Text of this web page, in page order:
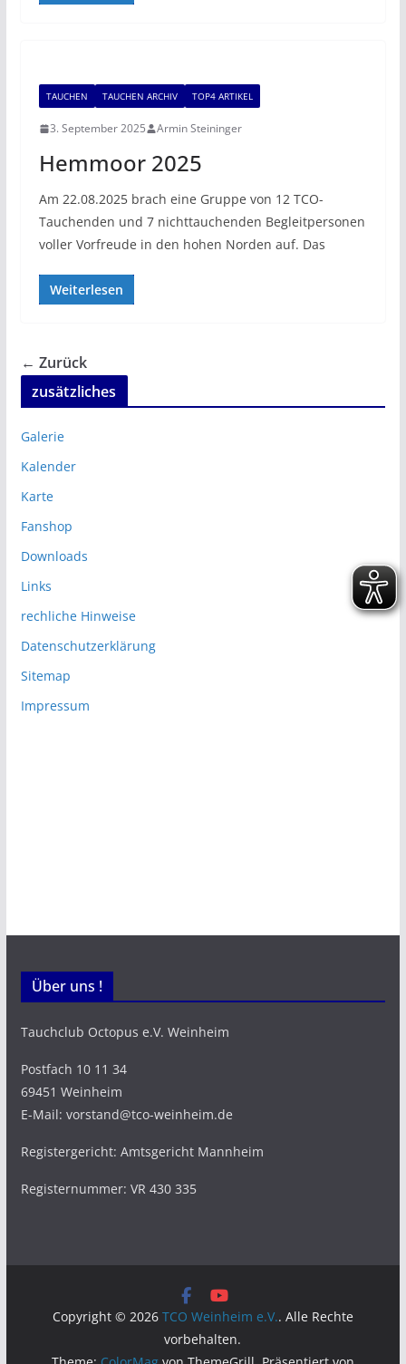
TAUCHEN TAUCHEN ARCHIV TOP4 ARTIKEL
3. September 2025 Armin Steininger
Hemmoor 2025
Am 22.08.2025 brach eine Gruppe von 12 TCO-
Tauchenden und 7 nichttauchenden Begleitpersonen
voller Vorfreude in den hohen Norden auf. Das
Weiterlesen
← Zurück
zusätzliches
Galerie
Kalender
Karte
Fanshop
Downloads
Links
rechliche Hinweise
Datenschutzerklärung
Sitemap
Impressum
Über uns !
Tauchclub Octopus e.V. Weinheim
Postfach 10 11 34
69451 Weinheim
E-Mail: vorstand@tco-weinheim.de
Registergericht: Amtsgericht Mannheim
Registernummer: VR 430 335
Copyright © 2026 TCO Weinheim e.V.. Alle Rechte
vorbehalten.